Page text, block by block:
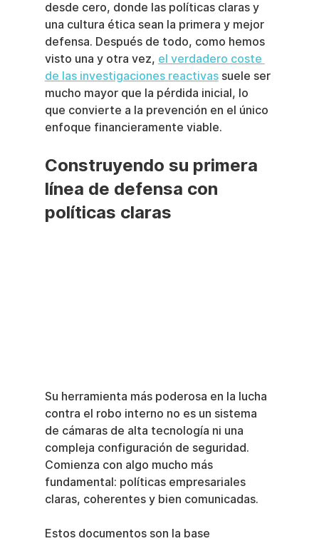
desde cero, donde las políticas claras y
una cultura ética sean la primera y mejor
defensa. Después de todo, como hemos
visto una y otra vez, el verdadero coste
de las investigaciones reactivas suele ser
mucho mayor que la pérdida inicial, lo
que convierte a la prevención en el único
enfoque financieramente viable.
Construyendo su primera
línea de defensa con
políticas claras
Su herramienta más poderosa en la lucha
contra el robo interno no es un sistema
de cámaras de alta tecnología ni una
compleja configuración de seguridad.
Comienza con algo mucho más
fundamental: políticas empresariales
claras, coherentes y bien comunicadas.
Estos documentos son la base